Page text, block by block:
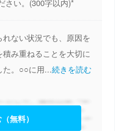
さい。(300字以内)*
ない状況でも、原因を
み重ねることを大切に
た。○○に用...続きを読む
無料）